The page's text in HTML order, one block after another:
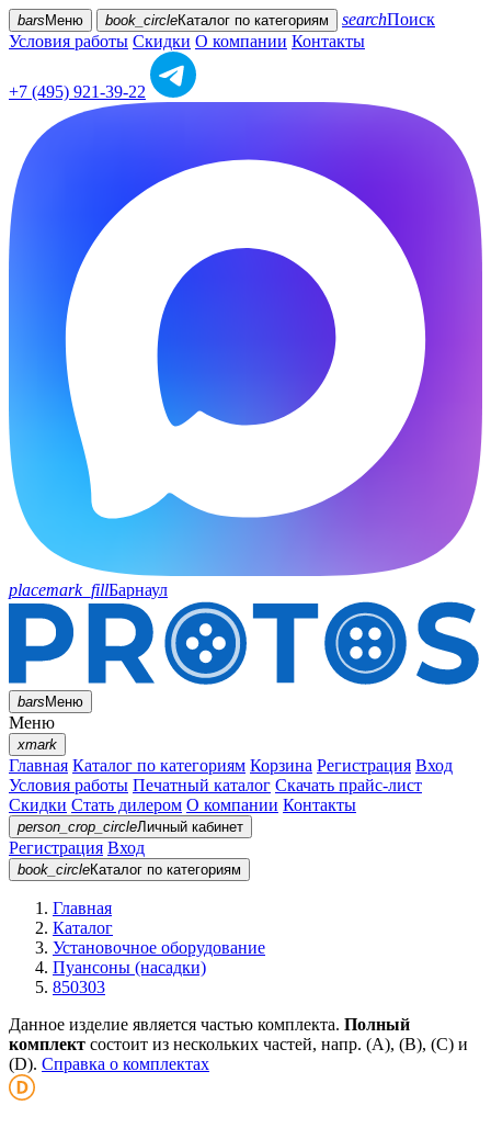
bars Меню book_circleКаталог по категориям searchПоиск
Условия работы Скидки О компании Контакты
+7 (495) 921-39-22
placemark_fillБарнаул
barsМеню
Меню
xmark
Главная Каталог по категориям Корзина Регистрация Вход
Условия работы Печатный каталог Скачать прайс-лист
Скидки Стать дилером О компании Контакты
person_crop_circleЛичный кабинет
Регистрация Вход
book_circleКаталог по категориям
Главная
Каталог
Установочное оборудование
Пуансоны (насадки)
850303
Данное изделие является частью комплекта. Полный
комплект состоит из нескольких частей, напр. (А), (B), (С) и
(D). Справка о комплектах